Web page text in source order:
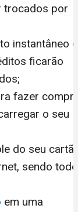
trocados por
instantâneo
ficarão
fazer
o seu
do seu
sendo todo
em uma